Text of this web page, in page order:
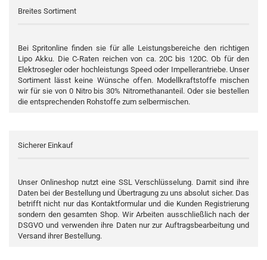
Breites Sortiment
Bei Spritonline finden sie für alle Leistungsbereiche den richtigen
Lipo Akku. Die C-Raten reichen von ca. 20C bis 120C. Ob für den
Elektrosegler oder hochleistungs Speed oder Impellerantriebe. Unser
Sortiment lässt keine Wünsche offen. Modellkraftstoffe mischen
wir für sie von 0 Nitro bis 30% Nitromethananteil. Oder sie bestellen
die entsprechenden Rohstoffe zum selbermischen.
Sicherer Einkauf
Unser Onlineshop nutzt eine SSL Verschlüsselung. Damit sind ihre
Daten bei der Bestellung und Übertragung zu uns absolut sicher. Das
betrifft nicht nur das Kontaktformular und die Kunden Registrierung
sondern den gesamten Shop. Wir Arbeiten ausschließlich nach der
DSGVO und verwenden ihre Daten nur zur Auftragsbearbeitung und
Versand ihrer Bestellung.